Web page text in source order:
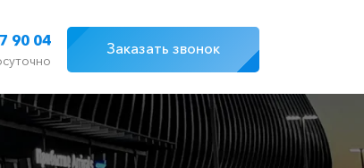
90 04 Заказать звонок